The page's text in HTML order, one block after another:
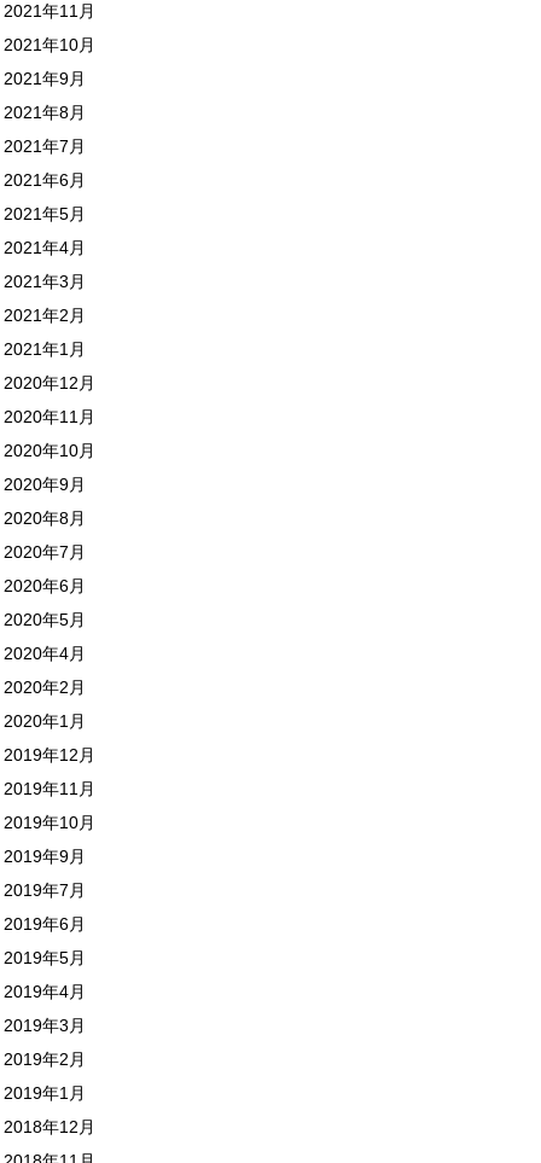
2021年11月
2021年10月
2021年9月
2021年8月
2021年7月
2021年6月
2021年5月
2021年4月
2021年3月
2021年2月
2021年1月
2020年12月
2020年11月
2020年10月
2020年9月
2020年8月
2020年7月
2020年6月
2020年5月
2020年4月
2020年2月
2020年1月
2019年12月
2019年11月
2019年10月
2019年9月
2019年7月
2019年6月
2019年5月
2019年4月
2019年3月
2019年2月
2019年1月
2018年12月